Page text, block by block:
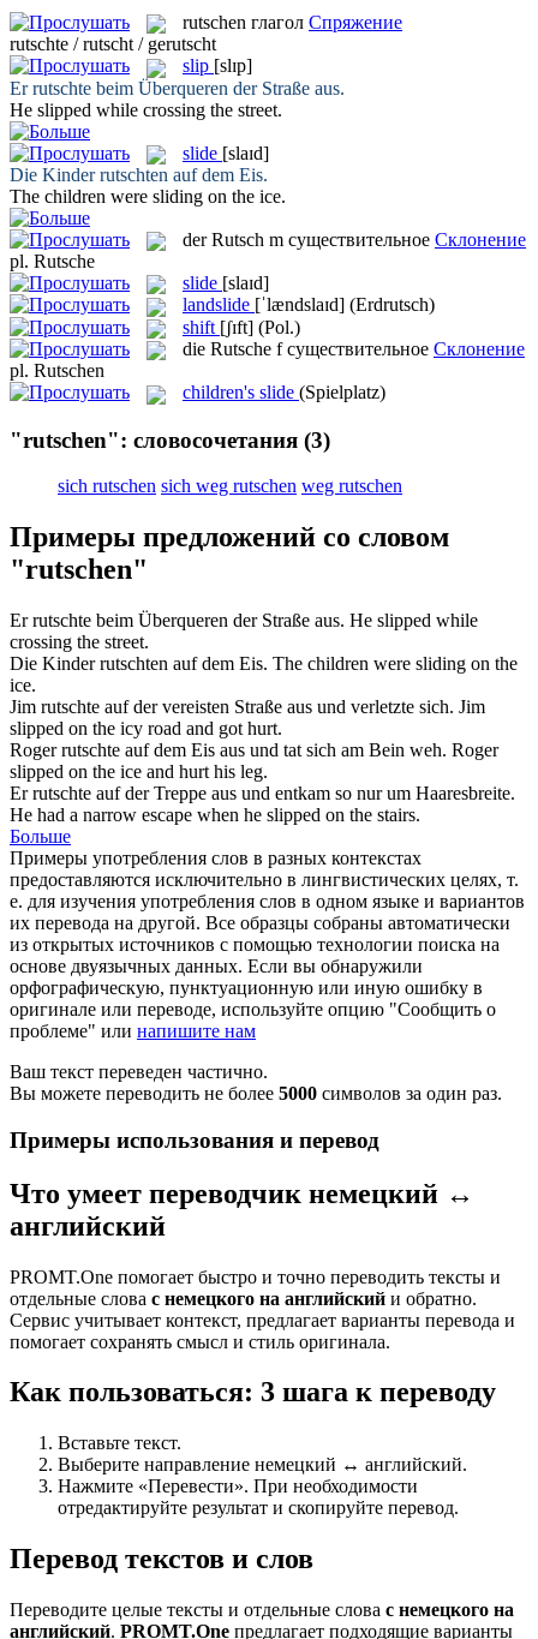
rutschen глагол Спряжение
rutschte / rutscht / gerutscht
slip [slɪp]
Errutschte beim Überqueren der Straße aus.
He slipped while crossing the street.
slide [slaɪd]
Die Kinderrutschten auf dem Eis.
The children were sliding on the ice.
derRutsch m существительное Склонение
pl. Rutsche
slide [slaɪd]
landslide [ˈlændslaɪd] (Erdrutsch)
shift [ʃɪft] (Pol.)
die Rutsche f существительное Склонение
pl. Rutschen
children's slide (Spielplatz)
"rutschen": словосочетания (3)
sich rutschen sich weg rutschen weg rutschen
Примеры предложений со словом
"rutschen"
Errutschte beim Überqueren der Straße aus. He slipped while
crossing the street.
Die Kinderrutschten auf dem Eis. The children were sliding on the
ice.
Jim rutschte auf der vereisten Straße aus und verletzte sich. Jim
slipped on the icy road and got hurt.
Rogerrutschte auf dem Eis aus und tat sich am Bein weh. Roger
slipped on the ice and hurt his leg.
Errutschte auf der Treppe aus und entkam so nur um Haaresbreite.
He had a narrow escape when he slipped on the stairs.
Больше
Примеры употребления слов в разных контекстах
предоставляются исключительно в лингвистических целях, т.
е. для изучения употребления слов в одном языке и вариантов
их перевода на другой. Все образцы собраны автоматически
из открытых источников с помощью технологии поиска на
основе двуязычных данных. Если вы обнаружили
орфографическую, пунктуационную или иную ошибку в
оригинале или переводе, используйте опцию "Сообщить о
проблеме" или напишите нам
Ваш текст переведен частично.
Вы можете переводить не более 5000 символов за один раз.
Примеры использования и перевод
Что умеет переводчик немецкий ↔
английский
PROMT.One помогает быстро и точно переводить тексты и
отдельные слова с немецкого на английский и обратно.
Сервис учитывает контекст, предлагает варианты перевода и
помогает сохранять смысл и стиль оригинала.
Как пользоваться: 3 шага к переводу
Вставьте текст.
Выберите направление немецкий ↔ английский.
Нажмите «Перевести». При необходимости
отредактируйте результат и скопируйте перевод.
Перевод текстов и слов
Переводите целые тексты и отдельные слова с немецкого на
английский. PROMT.One предлагает подходящие варианты